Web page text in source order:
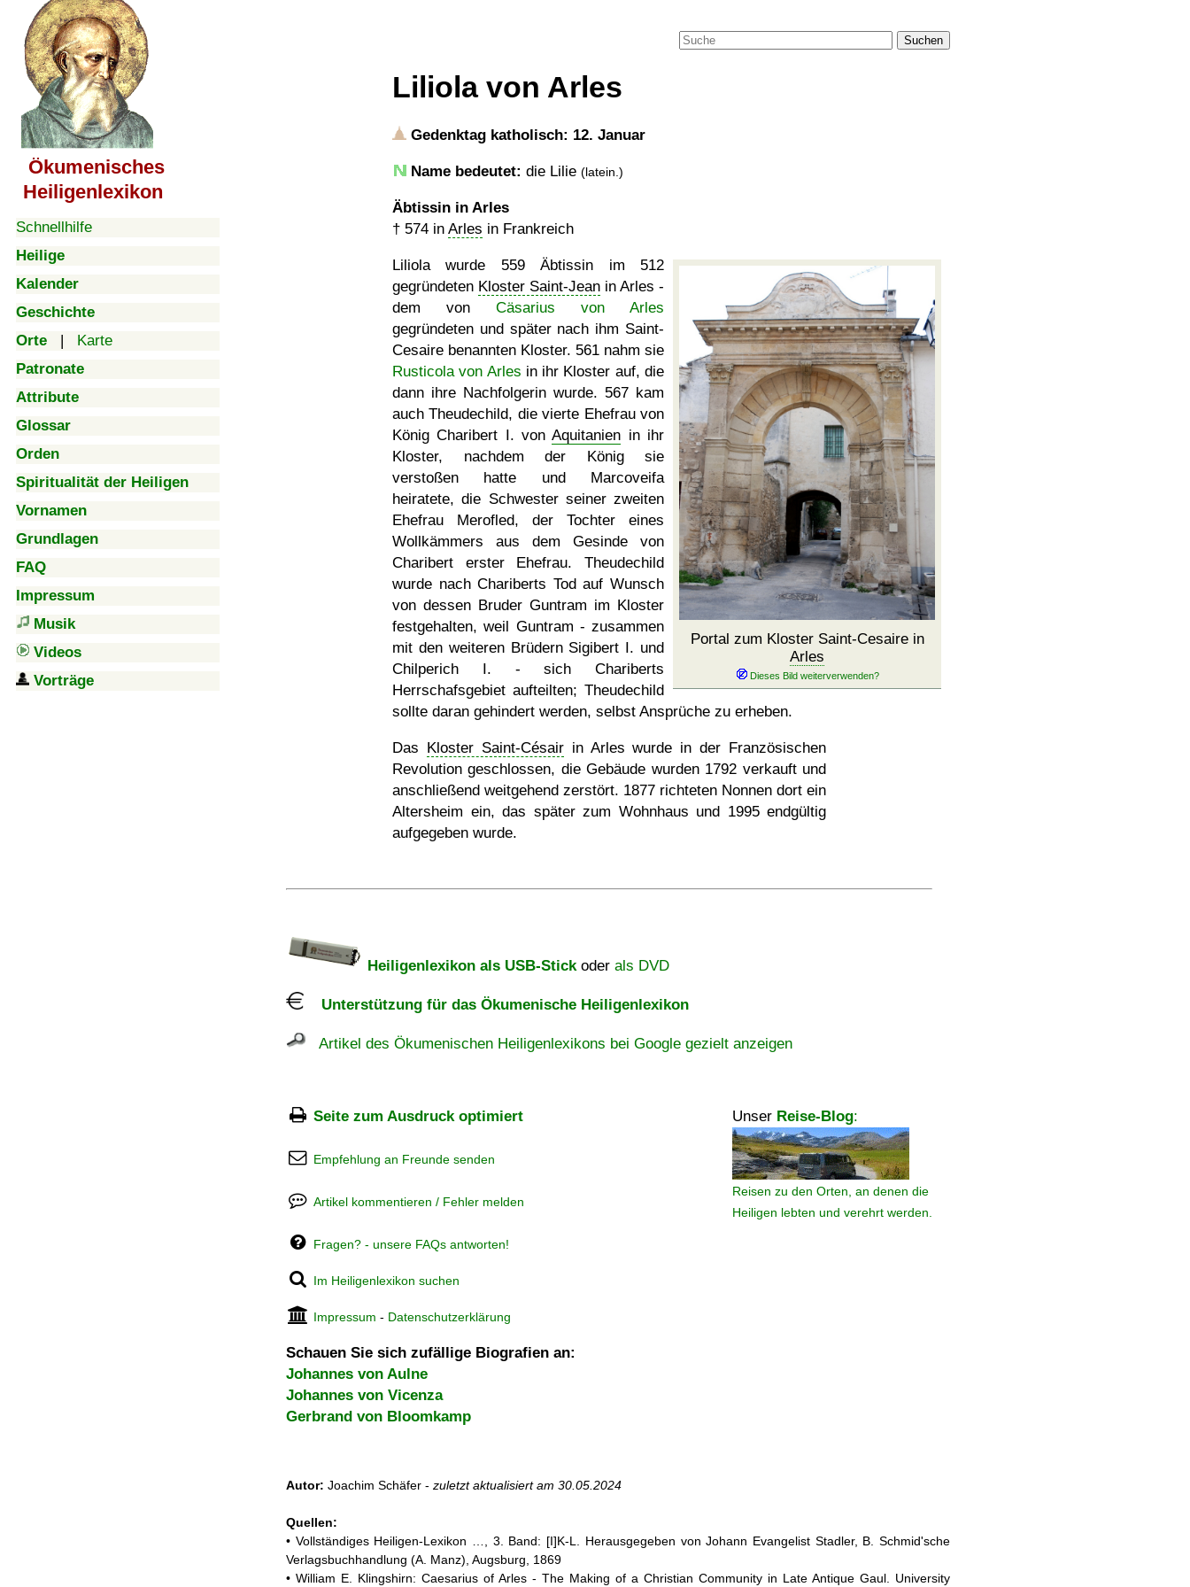
Ökumenisches
Heiligenlexikon
Schnellhilfe
Heilige
Kalender
Geschichte
Orte | Karte
Patronate
Attribute
Glossar
Orden
Spiritualität der Heiligen
Vornamen
Grundlagen
FAQ
Impressum
Musik
Videos
Vorträge
Suchen
Liliola von Arles
Gedenktag katholisch: 12. Januar
Name bedeutet: die Lilie (latein.)
Äbtissin in Arles
† 574 in Arles in Frankreich
Portal zum Kloster Saint-Cesaire in
Arles
Liliola wurde 559 Äbtissin im 512
gegründeten Kloster Saint-Jean in Arles -
dem von Cäsarius von Arles
gegründeten und später nach ihm Saint-
Cesaire benannten Kloster. 561 nahm sie
Rusticola von Arles in ihr Kloster auf, die
dann ihre Nachfolgerin wurde. 567 kam
auch Theudechild, die vierte Ehefrau von
König Charibert I. vonAquitanien in ihr
Kloster, nachdem der König sie
verstoßen hatte und Marcoveifa
heiratete, die Schwester seiner zweiten
Ehefrau Merofled, der Tochter eines
Wollkämmers aus dem Gesinde von
Charibert erster Ehefrau. Theudechild
wurde nach Chariberts Tod auf Wunsch
von dessen Bruder Guntram im Kloster
festgehalten, weil Guntram - zusammen
mit den weiteren Brüdern Sigibert I. und
Chilperich I. - sich Chariberts
Herrschafsgebiet aufteilten; Theudechild
sollte daran gehindert werden, selbst Ansprüche zu erheben.
Das Kloster Saint-Césairin Arles wurde in der Französischen
Revolution geschlossen, die Gebäude wurden 1792 verkauft und
anschließend weitgehend zerstört. 1877 richteten Nonnen dort ein
Altersheim ein, das später zum Wohnhaus und 1995 endgültig
aufgegeben wurde.
Heiligenlexikon als USB-Stickoder als DVD
Unterstützung für das Ökumenische Heiligenlexikon
Artikel des Ökumenischen Heiligenlexikons bei Google gezielt anzeigen
Seite zum Ausdruck optimiert Unser Reise-Blog:
Reisen zu den Orten, an denen die
Heiligen lebten und verehrt werden.
Empfehlung an Freunde senden
Artikel kommentieren / Fehler melden
Fragen? - unsere FAQs antworten!
Im Heiligenlexikon suchen
Impressum - Datenschutzerklärung
Schauen Sie sich zufällige Biografien an:
Johannes von Aulne
Johannes von Vicenza
Gerbrand von Bloomkamp
Autor: Joachim Schäfer - zuletzt aktualisiert am 30.05.2024
Quellen:
• Vollständiges Heiligen-Lexikon …, 3. Band: [I]K-L. Herausgegeben von Johann Evangelist Stadler, B. Schmid'sche
Verlagsbuchhandlung (A. Manz), Augsburg, 1869
• William E. Klingshirn: Caesarius of Arles - The Making of a Christian Community in Late Antique Gaul. University